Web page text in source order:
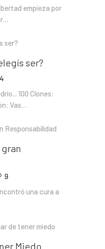
empieza por
ser?
4
100 Clones:
Vas…
9
una cura a
Miedo